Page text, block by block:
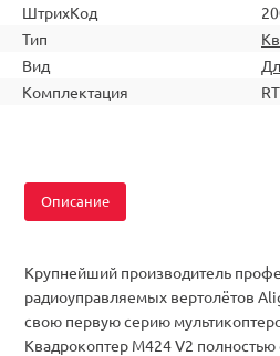
ШтрихКод
Тип
Вид
Комплектация
Описание
Крупнейший производитель
радиоуправляемых вертолётов
свою первую серию
Квадрокоптер M424 V2 полностью